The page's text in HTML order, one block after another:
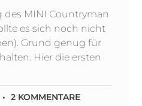
MINI Countryman
es sich noch nicht
Grund genug für
Hier die ersten
2 KOMMENTARE